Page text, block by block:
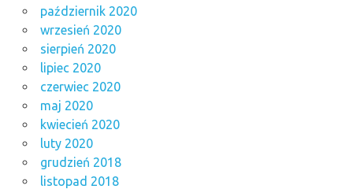
październik 2020
wrzesień 2020
sierpień 2020
lipiec 2020
czerwiec 2020
maj 2020
kwiecień 2020
luty 2020
grudzień 2018
listopad 2018